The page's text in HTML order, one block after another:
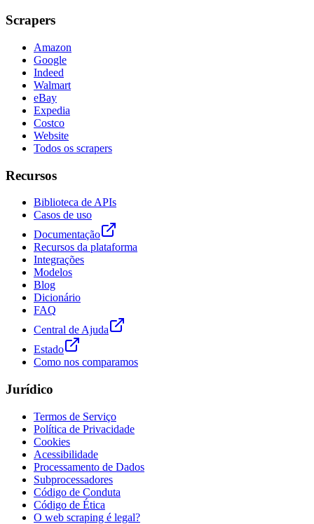
Scrapers
Amazon
Google
Indeed
Walmart
eBay
Expedia
Costco
Website
Todos os scrapers
Recursos
Biblioteca de APIs
Casos de uso
Documentação
Recursos da plataforma
Integrações
Modelos
Blog
Dicionário
FAQ
Central de Ajuda
Estado
Como nos comparamos
Jurídico
Termos de Serviço
Política de Privacidade
Cookies
Acessibilidade
Processamento de Dados
Subprocessadores
Código de Conduta
Código de Ética
O web scraping é legal?